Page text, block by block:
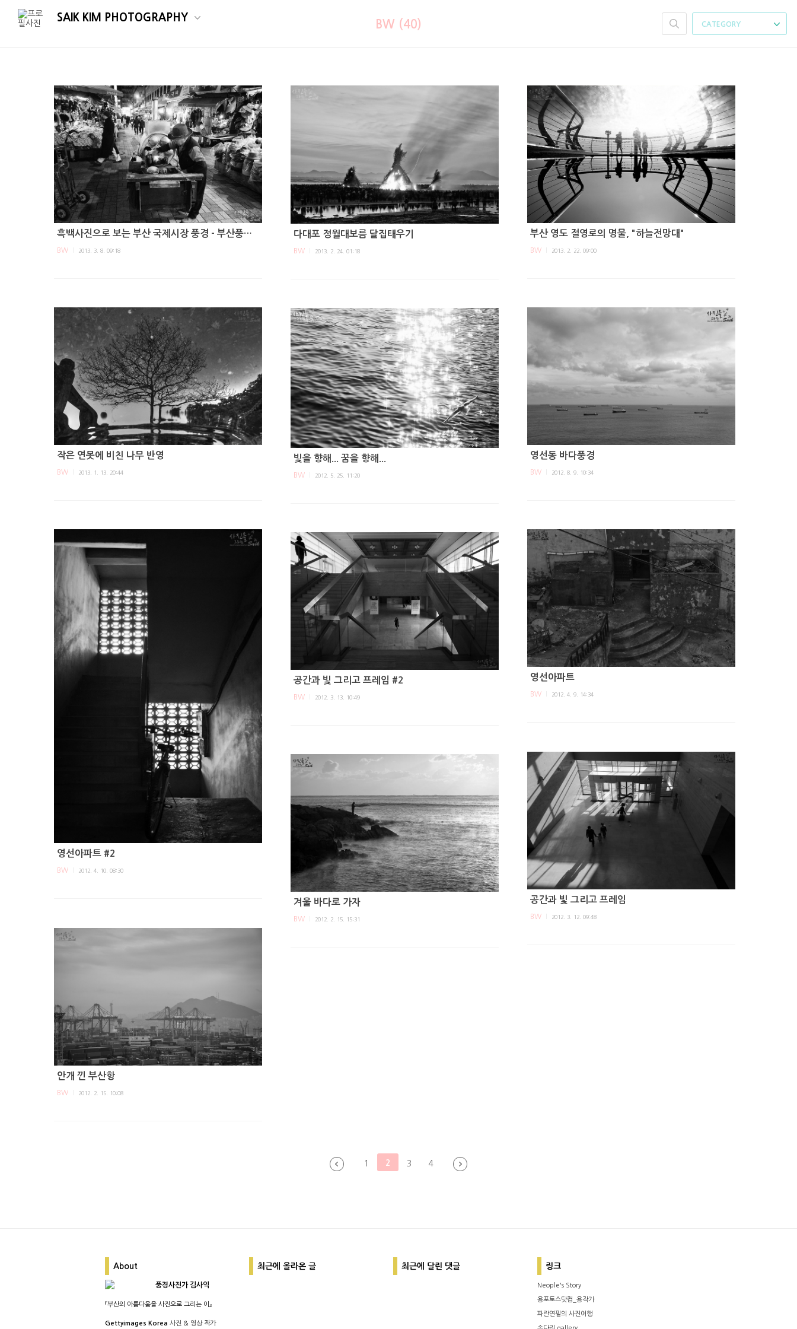
SAIK KIM PHOTOGRAPHY
CATEGORY
BW (40)
흑백사진으로 보는 부산 국제시장 풍경 - 부산풍경, 아경스냅, 흑백사진
BW 2013. 3. 8. 09:18
다대포 정월대보름 달집태우기
BW 2013. 2. 24. 01:18
부산 영도 절영로의 명물, "하늘전망대"
BW 2013. 2. 22. 09:00
작은 연못에 비친 나무 반영
BW 2013. 1. 13. 20:44
영선동 바다풍경
BW 2012. 8. 9. 10:34
빛을 향해... 꿈을 향해...
BW 2012. 5. 25. 11:20
영선아파트 #2
BW 2012. 4. 10. 08:30
영선아파트
BW 2012. 4. 9. 14:34
공간과 빛 그리고 프레임 #2
BW 2012. 3. 13. 10:49
공간과 빛 그리고 프레임
BW 2012. 3. 12. 09:48
겨울 바다로 가자
BW 2012. 2. 15. 15:31
안개 낀 부산항
BW 2012. 2. 15. 10:08
1 2 3 4
About
풍경사진가 김사익
『부산의 아름다움을 사진으로 그리는 이』
Gettyimages Korea 사진 & 영상작가
최근에 올라온 글 최근에 달린 댓글 링크
Neople's Story
용포토스닷컴_용작가
파란연필의 사진여행